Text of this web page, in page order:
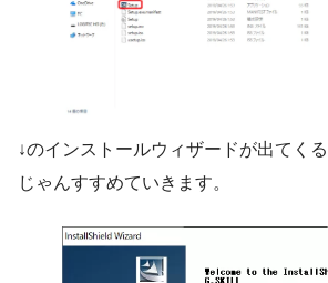
↓のインストールウィザードが出てく
じゃんすすめていきます。